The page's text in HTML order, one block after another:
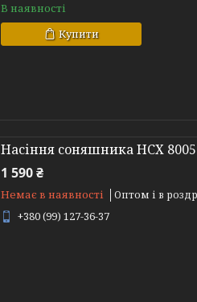
В наявності
Купити
Насіння соняшника НСХ
1 590 ₴
Немає в наявності Оптом і в
+380 (99) 127-36-37